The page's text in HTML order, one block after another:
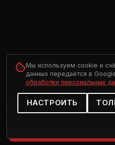
Мы используем cookie и
данных передаётся в
обработки персональных
НАСТРОИТЬ